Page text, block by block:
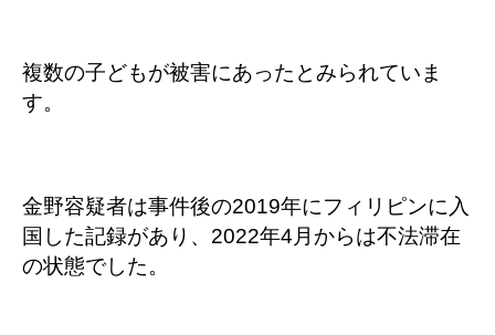
複数の子どもが被害にあったとみられていま
す。
金野容疑者は事件後の2019年にフィリピンに入
国した記録があり、2022年4月からは不法滞在
の状態でした。